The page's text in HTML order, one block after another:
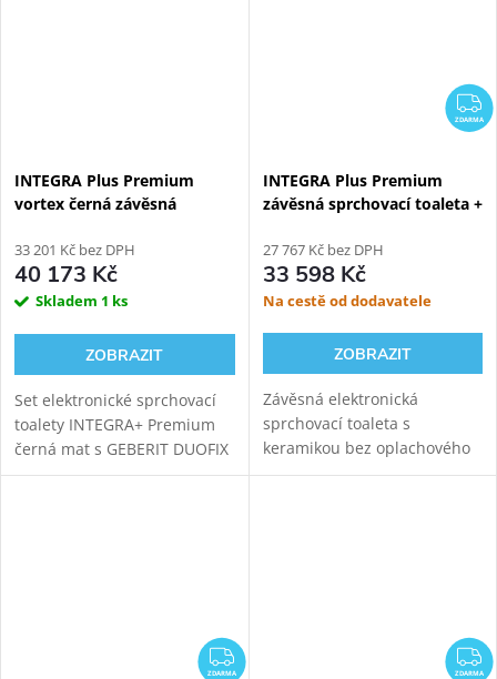
INTEGRA Plus Premium
vortex černá závěsná
Duofix 111.003.00.2
33 201 Kč bez DPH
40 173 Kč
Skladem 1 ks
ZOBRAZIT
Set elektronické sprchovací
toalety INTEGRA+ Premium
černá mat s GEBERIT DUOFIX
111.003.00.2 modulem pro
ZDARMA
INTEGRA Plus Premium
závěsná sprchovací toaleta +
27 767 Kč bez DPH
33 598 Kč
Na cestě od dodavatele
ZOBRAZIT
Závěsná elektronická
sprchovací toaleta s
keramikou bez oplachového
kruhu. Oblá prémiová verze s
ZDARMA
ZDARMA ZDARMA